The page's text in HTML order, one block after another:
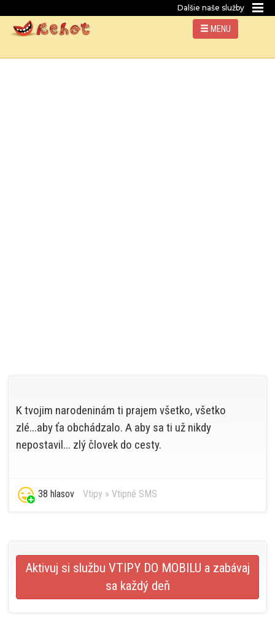
Dalšie naše služby
MENU
K tvojim narodeninám ti prajem všetko, všetko
zlé...aby ťa obchádzalo. A aby sa ti už nikdy
nepostavil... zlý človek do cesty.
38 hlasov Vtipy » Vtipné SMS
Aktivuj si službu VTIPY DO MOBILU a zabávaj
sa každý deň